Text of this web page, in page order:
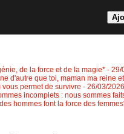
de la force et de la magie* - 29/
d'autre que toi, maman ma reine
permet de survivre - 26/03/2026
incomplets : nous sommes
hommes font la force des